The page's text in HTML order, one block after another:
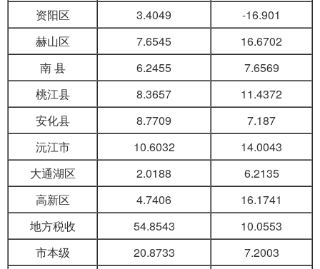
资阳区
3.4049
-16.901
赫山区
7.6545
16.6702
南 县
6.2455
7.6569
桃江县
8.3657
11.4372
安化县
8.7709
7.187
沅江市
10.6032
14.0043
大通湖区
2.0188
6.2135
高新区
4.7406
16.1741
地方税收
54.8543
10.0553
市本级
20.8733
7.2003